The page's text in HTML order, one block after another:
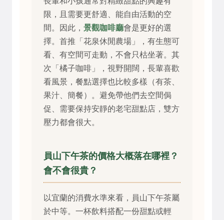
限，且需要更舒適、能自由活動的空
間。因此， 景觀咖啡廳會是更好的選
擇。首推「花泉休閒農場」，有生態可
看、有空間可走動，不會只枯坐著。其
次「橘子咖啡」，視野開闊，長輩喜歡
看風景，餐點選擇也比較多樣（有茶、
果汁、簡餐）。避免帶他們去空間侷
促、需要保持安靜的老宅甜點店，雙方
壓力都會很大。
員山下午茶的價格大概落在哪裡？
會不會很貴？
以宜蘭的消費水準來看，員山下午茶屬
於中等。一杯飲料搭配一份甜點或輕